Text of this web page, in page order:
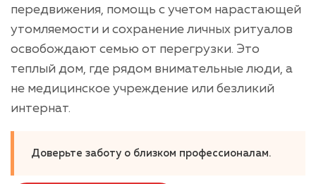
передвижения, помощь с учетом нарастающей
утомляемости и сохранение личных ритуалов
освобождают семью от перегрузки. Это
теплый дом, где рядом внимательные люди, а
не медицинское учреждение или безликий
интернат.
Доверьте заботу о близком профессионалам.